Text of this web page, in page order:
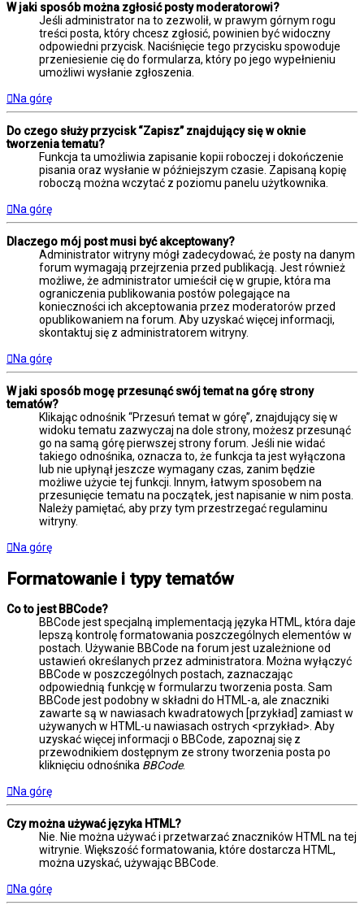
W jaki sposób można zgłosić posty moderatorowi?
Jeśli administrator na to zezwolił, w prawym górnym rogu
treści posta, który chcesz zgłosić, powinien być widoczny
odpowiedni przycisk. Naciśnięcie tego przycisku spowoduje
przeniesienie cię do formularza, który po jego wypełnieniu
umożliwi wysłanie zgłoszenia.
Na górę
Do czego służy przycisk “Zapisz” znajdujący się w oknie
tworzenia tematu?
Funkcja ta umożliwia zapisanie kopii roboczej i dokończenie
pisania oraz wysłanie w późniejszym czasie. Zapisaną kopię
roboczą można wczytać z poziomu panelu użytkownika.
Na górę
Dlaczego mój post musi być akceptowany?
Administrator witryny mógł zadecydować, że posty na danym
forum wymagają przejrzenia przed publikacją. Jest również
możliwe, że administrator umieścił cię w grupie, która ma
ograniczenia publikowania postów polegające na
konieczności ich akceptowania przez moderatorów przed
opublikowaniem na forum. Aby uzyskać więcej informacji,
skontaktuj się z administratorem witryny.
Na górę
W jaki sposób mogę przesunąć swój temat na górę strony
tematów?
Klikając odnośnik “Przesuń temat w górę”, znajdujący się w
widoku tematu zazwyczaj na dole strony, możesz przesunąć
go na samą górę pierwszej strony forum. Jeśli nie widać
takiego odnośnika, oznacza to, że funkcja ta jest wyłączona
lub nie upłynął jeszcze wymagany czas, zanim będzie
możliwe użycie tej funkcji. Innym, łatwym sposobem na
przesunięcie tematu na początek, jest napisanie w nim posta.
Należy pamiętać, aby przy tym przestrzegać regulaminu
witryny.
Na górę
Formatowanie i typy tematów
Co to jest BBCode?
BBCode jest specjalną implementacją języka HTML, która daje
lepszą kontrolę formatowania poszczególnych elementów w
postach. Używanie BBCode na forum jest uzależnione od
ustawień określanych przez administratora. Można wyłączyć
BBCode w poszczególnych postach, zaznaczając
odpowiednią funkcję w formularzu tworzenia posta. Sam
BBCode jest podobny w składni do HTML-a, ale znaczniki
zawarte są w nawiasach kwadratowych [przykład] zamiast w
używanych w HTML-u nawiasach ostrych <przykład>. Aby
uzyskać więcej informacji o BBCode, zapoznaj się z
przewodnikiem dostępnym ze strony tworzenia posta po
kliknięciu odnośnika BBCode.
Na górę
Czy można używać języka HTML?
Nie. Nie można używać i przetwarzać znaczników HTML na tej
witrynie. Większość formatowania, które dostarcza HTML,
można uzyskać, używając BBCode.
Na górę